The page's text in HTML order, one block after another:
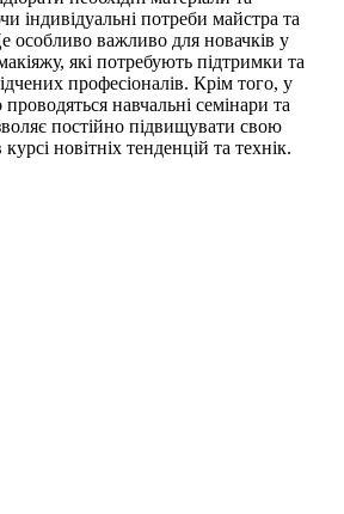
індивідуальні потреби майстра та
особливо важливо для новачків у
які потребують підтримки та
професіоналів. Крім того, у
навчальні семінари та
постійно підвищувати свою
новітніх тенденцій та технік.